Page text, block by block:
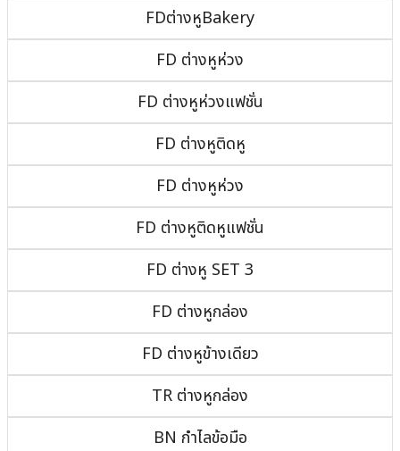
FDต่างหูBakery
FD ต่างหูห่วง
FD ต่างหูห่วงแฟชั่น
FD ต่างหูติดหู
FD ต่างหูห่วง
FD ต่างหูติดหูแฟชั่น
FD ต่างหู SET 3
FD ต่างหูกล่อง
FD ต่างหูข้างเดียว
TR ต่างหูกล่อง
BN กำไลข้อมือ